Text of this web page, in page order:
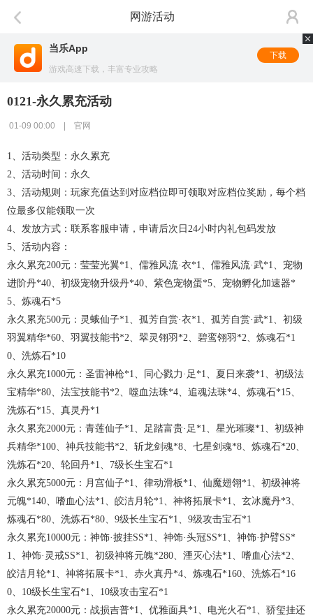
网游活动
当乐App
游戏高速下载，丰富专业攻略
下载
0121-永久累充活动
01-09 00:00 | 官网
1、活动类型： 永久累充
2、活动时间： 永久
3、活动规则： 玩家充值达到对应档位即可领取对应档位奖励，每个档
位最多仅能领取一次
4、发放方式： 联系客服申请 ，申请后次日 24小时内礼包码发放
5、 活动内容 ：
永久累充200元 ：莹莹光翼*1、儒雅风流·衣*1、儒雅风流·武*1、宠物
进阶丹*40、初级宠物升级丹*40、紫色宠物蛋*5、宠物孵化加速器*
5、炼魂石*5
永久累充500元 ：灵蛾仙子*1、孤芳自赏·衣*1、孤芳自赏·武*1、初级
羽翼精华*60、羽翼技能书*2、翠灵翎羽*2、碧鸾翎羽*2、炼魂石*1
0、洗炼石*10
永久累充1000元 ：圣雷神枪*1、同心戮力·足*1、夏日来袭*1、初级法
宝精华*80、法宝技能书*2、噬血法珠*4、追魂法珠*4、炼魂石*15、
洗炼石*15、真灵丹*1
永久累充2000元 ：青莲仙子*1、足踏富贵·足*1、星光璀璨*1、初级神
兵精华*100、神兵技能书*2、斩龙剑魂*8、七星剑魂*8、炼魂石*20、
洗炼石*20、轮回丹*1、7级长生宝石*1
永久累充5000元 ：月宫仙子*1、律动滑板*1、仙魔翅翎*1、初级神将
元魄*140、嗜血心法*1、皎洁月轮*1、神将拓展卡*1、玄冰魔丹*3、
炼魂石*80、洗炼石*80、9级长生宝石*1、9级攻击宝石*1
永久累充10000元 ：神饰·披挂SS*1、神饰·头冠SS*1、神饰·护臂SS*
1、神饰·灵戒SS*1、初级神将元魄*280、湮灭心法*1、嗜血心法*2、
皎洁月轮*1、神将拓展卡*1、赤火真丹*4、炼魂石*160、洗炼石*16
0、10级长生宝石*1、10级攻击宝石*1
永久累充20000元 ：战损吉普*1、优雅面具*1、电光火石*1、骄玺挂还